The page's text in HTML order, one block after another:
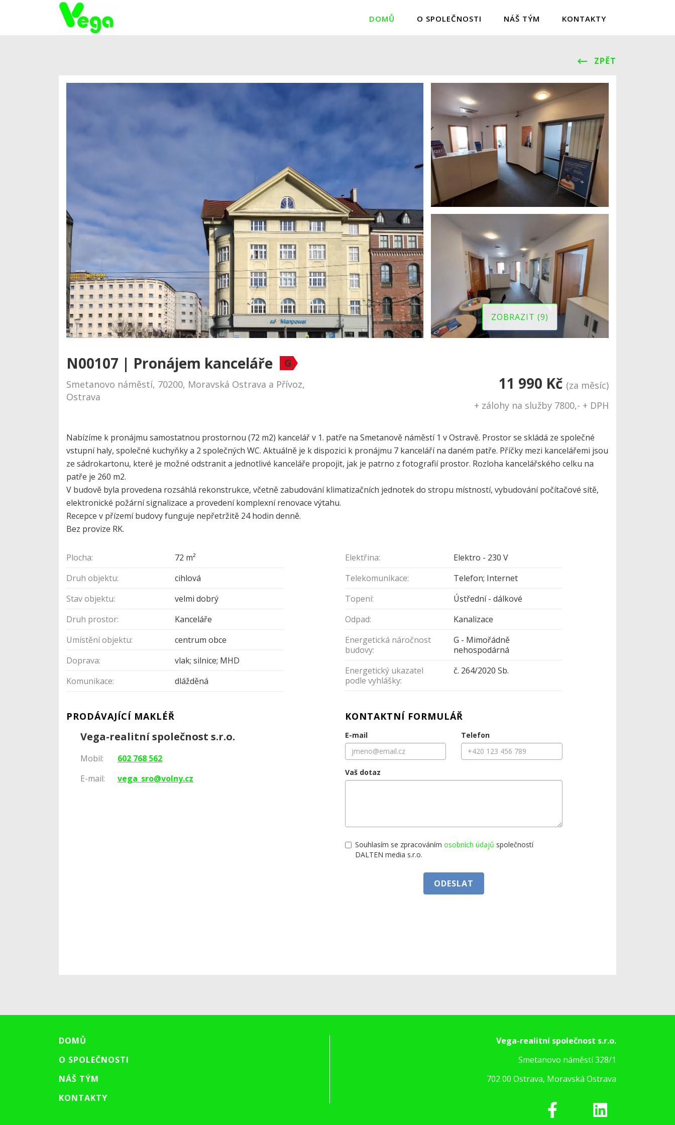
DOMŮ O SPOLEČNOSTI NÁŠ TÝM KONTAKTY
ZPĚT
ZOBRAZIT (9)
N00107 | Pronájem kanceláře G
Smetanovo náměstí, 70200, Moravská Ostrava a Přívoz,
Ostrava
11 990 Kč (za měsíc)
+ zálohy na služby 7800,- + DPH
Nabízíme k pronájmu samostatnou prostornou (72 m2) kancelář v 1. patře na Smetanově náměstí 1 v Ostravě. Prostor se skládá ze společné
vstupní haly, společné kuchyňky a 2 společných WC. Aktuálně je k dispozici k pronájmu 7 kanceláří na daném patře. Příčky mezi kancelářemi jsou
ze sádrokartonu, které je možné odstranit a jednotlivé kanceláře propojit, jak je patrno z fotografií prostor. Rozloha kancelářského celku na
patře je 260 m2.
V budově byla provedena rozsáhlá rekonstrukce, včetně zabudování klimatizačních jednotek do stropu místností, vybudování počítačové sítě,
elektronické požární signalizace a provedení komplexní renovace výtahu.
Recepce v přízemí budovy funguje nepřetržitě 24 hodin denně.
Bez provize RK.
Plocha:
72 m²
Druh objektu:
cihlová
Stav objektu:
velmi dobrý
Druh prostor:
Kanceláře
Umístění objektu:
centrum obce
Doprava:
vlak; silnice; MHD
Komunikace:
dlážděná
Elektřina:
Elektro - 230 V
Telekomunikace:
Telefon; Internet
Topení:
Ústřední - dálkové
Odpad:
Kanalizace
Energetická náročnost
budovy:
G - Mimořádně
nehospodárná
Energetický ukazatel
podle vyhlášky:
č. 264/2020 Sb.
PRODÁVAJÍCÍ MAKLÉŘ
Vega-realitní společnost s.r.o.
Mobil:
602 768 562
E-mail:
vega_sro@volny.cz
KONTAKTNÍ FORMULÁŘ
E-mail Telefon
Vaš dotaz
Souhlasím se zpracováním osobních údajů společností
DALTEN media s.r.o.
ODESLAT
DOMŮ
O SPOLEČNOSTI
NÁŠ TÝM
KONTAKTY
Vega-realitní společnost s.r.o.
Smetanovo náměstí 328/1
702 00 Ostrava, Moravská Ostrava